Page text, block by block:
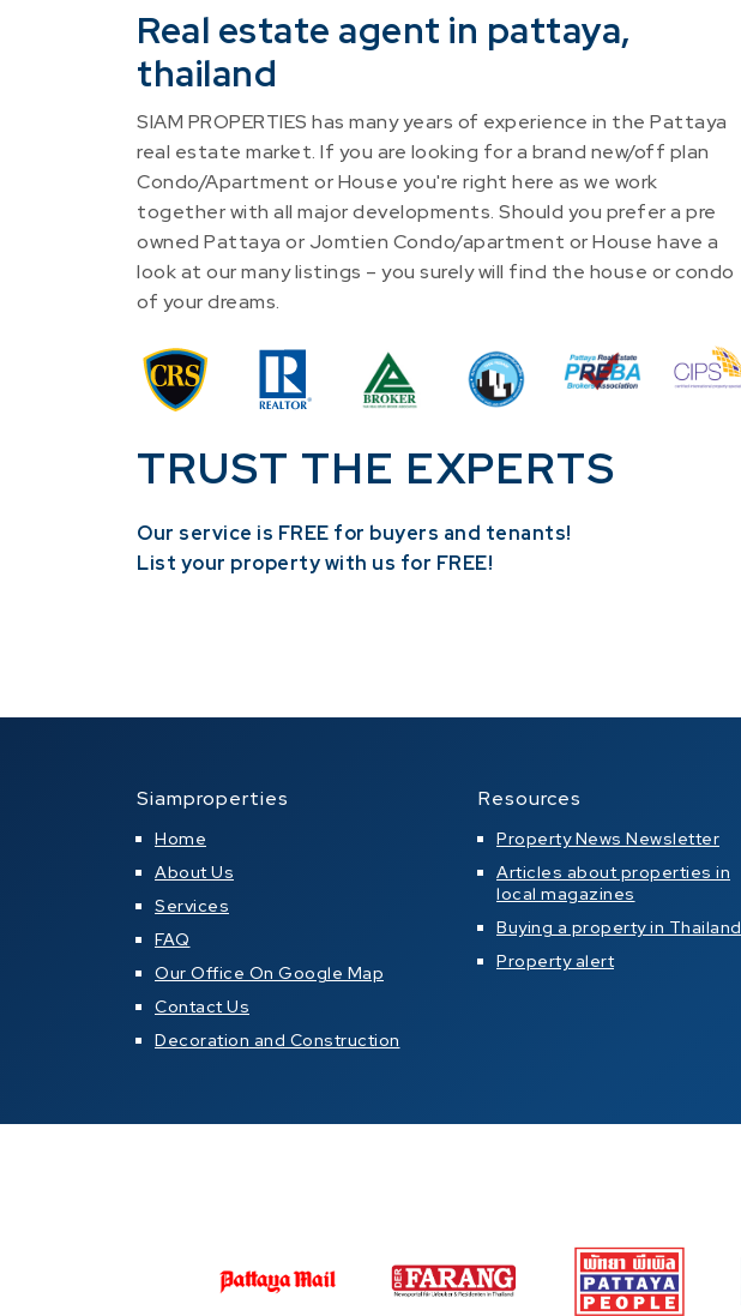
Real estate agent in pattaya,
thailand
SIAM PROPERTIES has many years of experience in the Pattaya
real estate market. If you are looking for a brand new/off plan
Condo/Apartment or House you're right here as we work
together with all major developments. Should you prefer a pre
owned Pattaya or Jomtien Condo/apartment or House have a
look at our many listings – you surely will find the house or condo
of your dreams.
TRUST THE EXPERTS
Our service is FREE for buyers and tenants!
​List your property with us for FREE!
Siamproperties
Home
About Us
Services
FAQ
Our Office On Google Map
Contact Us
Decoration and Construction
Resources
Property News Newsletter
Articles about properties in
local magazines
Buying a property in Thailand
Property alert